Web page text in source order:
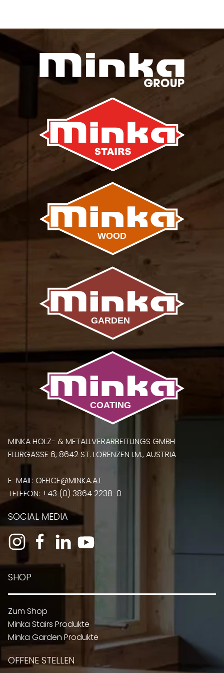
MINKA HOLZ- & METALLVERARBEITUNGS GMBH
FLURGASSE 6, 8642 ST. LORENZEN I.M., AUSTRIA
E-MAIL: OFFICE@MINKA.AT
TELEFON: +43 (0) 3864 2238-0
SOCIAL MEDIA
SHOP
Zum Shop
Minka Stairs Produkte
Minka Garden Produkte
OFFENE STELLEN